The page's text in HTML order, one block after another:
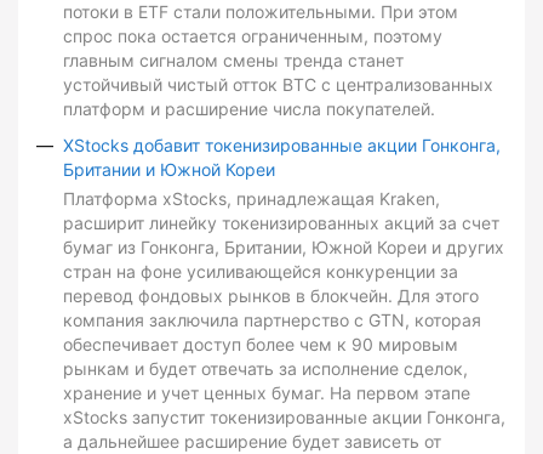
потоки в ETF стали положительными. При этом
спрос пока остается ограниченным, поэтому
главным сигналом смены тренда станет
устойчивый чистый отток BTC с централизованных
платформ и расширение числа покупателей.
XStocks добавит токенизированные акции Гонконга,
Британии и Южной Кореи
Платформа xStocks, принадлежащая Kraken,
расширит линейку токенизированных акций за счет
бумаг из Гонконга, Британии, Южной Кореи и других
стран на фоне усиливающейся конкуренции за
перевод фондовых рынков в блокчейн. Для этого
компания заключила партнерство с GTN, которая
обеспечивает доступ более чем к 90 мировым
рынкам и будет отвечать за исполнение сделок,
хранение и учет ценных бумаг. На первом этапе
xStocks запустит токенизированные акции Гонконга,
а дальнейшее расширение будет зависеть от